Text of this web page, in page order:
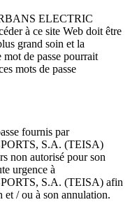
ELECTRIC
à ce site Web doit être
grand soin et la
de passe pourrait
mots de passe
fournis par
S.A. (TEISA)
non autorisé pour son
urgence à
S.A. (TEISA) afin
et / ou à son annulation.